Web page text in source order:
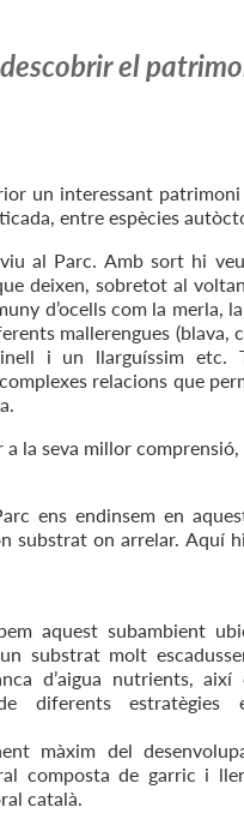
el
un interessant
entre espècies
al Parc. Amb sort hi
deixen, sobretot al
d’ocells com la merla,
mallerengues (blava,
i un llarguíssim etc.
relacions que
la seva millor
ens endinsem en
substrat on arrelar. Aquí
aquest subambient
substrat molt
d’aigua nutrients,
diferents estratègies
màxim del
composta de garric i
català.